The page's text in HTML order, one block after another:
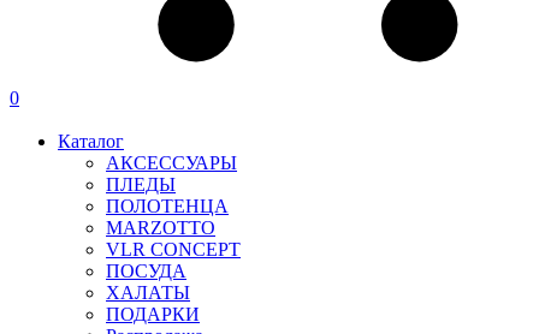
0
Каталог
АКСЕССУАРЫ
ПЛЕДЫ
ПОЛОТЕНЦА
MARZOTTO
VLR CONCEPT
ПОСУДА
ХАЛАТЫ
ПОДАРКИ